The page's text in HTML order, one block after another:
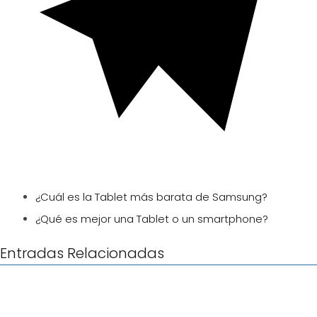
¿Cuál es la Tablet más barata de Samsung?
¿Qué es mejor una Tablet o un smartphone?
Entradas Relacionadas